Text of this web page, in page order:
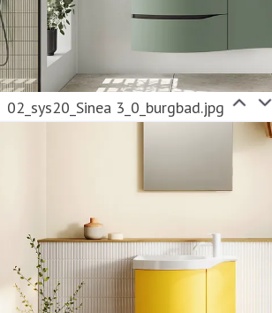
02_sys20_Sinea 3_0_burgbad.jpg